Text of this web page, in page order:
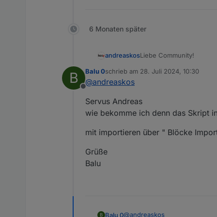
6 Monaten später
andreaskosLiebe Community!
Kurzfassung
Langfassung
Verwendung in Scripts,
B
Offline
Balu 0schrieb am 28. Juli 2024, 10:30
zuletzt editiert von
@andreaskos
Servus Andreas
wie bekomme ich denn das Skript
mit importieren über " Blöcke
Grüße
Balu
B Balu 0@andreaskos